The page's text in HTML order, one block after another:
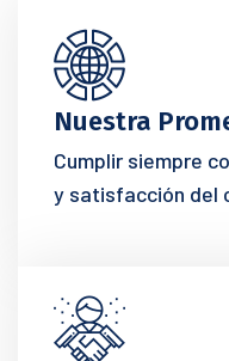
Nuestra
Cumplir siempre
y satisfacción del